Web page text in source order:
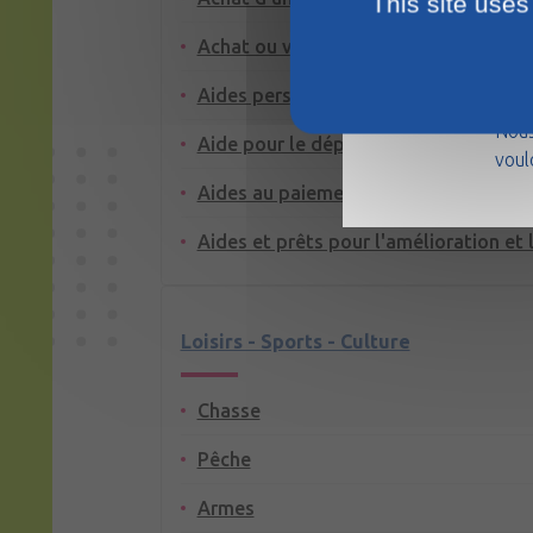
Achat ou vente d'un logement
Aides personnelles au logement
Aide pour le dépôt de garantie ou la
Aides au paiement des factures :
Aides et prêts pour l'amélioration et
Loisirs - Sports - Culture
Chasse
Pêche
Armes
La